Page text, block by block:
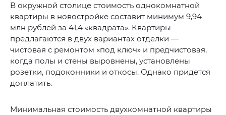
В окружной столице стоимость однокомнатной
квартиры в новостройке составит минимум 9,94
млн рублей за 41,4 «квадрата». Квартиры
предлагаются в двух вариантах отделки —
чистовая с ремонтом «под ключ» и предчистовая,
когда полы и стены выровнены, установлены
розетки, подоконники и откосы. Однако придется
доплатить.
Минимальная стоимость двухкомнатной квартиры